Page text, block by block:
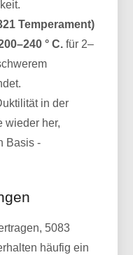
Temperament)
° C. für 2–
in der
wieder her,
Basis -
5083
häufig ein